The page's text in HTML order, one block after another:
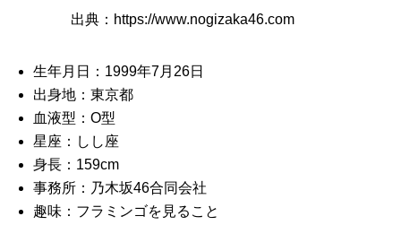
出典：https://www.nogizaka46.com
生年月日：1999年7月26日
出身地：東京都
血液型：O型
星座：しし座
身長：159cm
事務所：乃木坂46合同会社
趣味：フラミンゴを見ること